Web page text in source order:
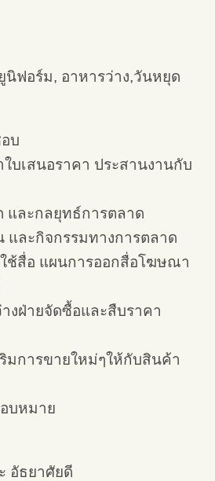
นิฟอร์ม, อาหารว่าง,วันหยุด
บ
บเสนอราคา ประสานงานกับ
และกลยุทธ์การตลาด
และกิจกรรมทางการตลาด
ใช้สื่อ แผนการออกสื่อโฆษณา
งฝ่ายจัดซื้อและสืบราคา
มการขายใหม่ๆให้กับสินค้า
บหมาย
อัธยาศัยดี